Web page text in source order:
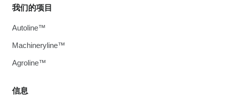
信息
我们的项目
Autoline™
Machineryline™
Agroline™